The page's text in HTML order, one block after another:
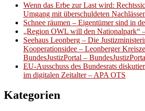
Wenn das Erbe zur Last wird:
Umgang mit überschuldeten
Schnee räumen – Eigentümer sind in
„Region OWL will den Nationalpark“
Seehaus Leonberg – Die
Kooperationsidee – Leonberger
BundesJustizPortal –
EU-Ausschuss des Bundesrats
im digitalen Zeitalter – APA OTS
Kategorien